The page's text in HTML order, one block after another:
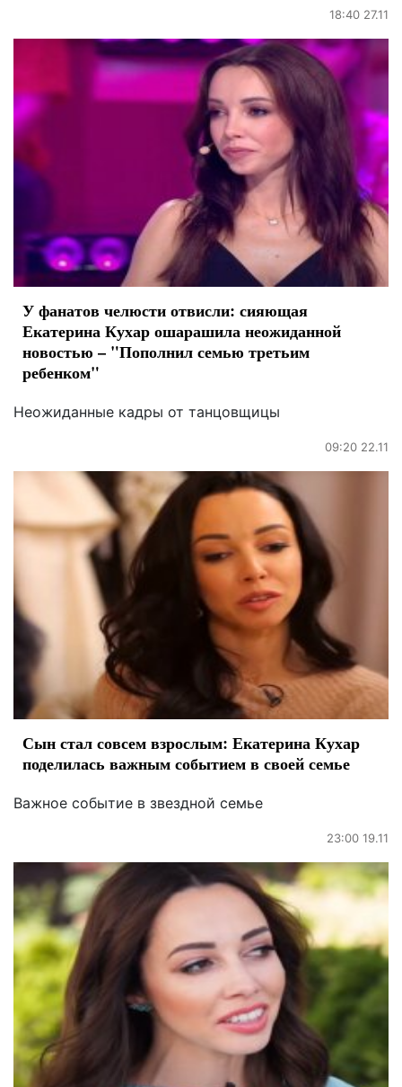
18:40 27.11
У фанатов челюсти отвисли: сияющая
Екатерина Кухар ошарашила неожиданной
новостью – "Пополнил семью третьим
ребенком"
Неожиданные кадры от танцовщицы
09:20 22.11
Сын стал совсем взрослым: Екатерина Кухар
поделилась важным событием в своей семье
Важное событие в звездной семье
23:00 19.11